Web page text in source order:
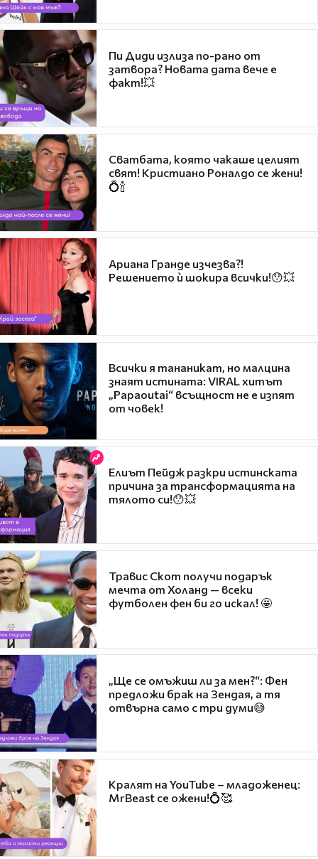
Пи Диди излиза по-рано от
затвора? Новата дата вече е
факт!💥
Сватбата, която чакаше целият
свят! Кристиано Роналдо се жени!
💍🍾
Ариана Гранде изчезва?!
Решението ѝ шокира всички!😯💥
Всички я тананикат, но малцина
знаят истината: VIRAL хитът
„Papaoutai“ всъщност не е изпят
от човек!
Елиът Пейдж разкри истинската
причина за трансформацията на
тялото си!😯💥
Травис Скот получи подарък
мечта от Холанд — всеки
футболен фен би го искал! 🤩
„Ще се омъжиш ли за мен?“: Фен
предложи брак на Зендая, а тя
отвърна само с три думи😅
Кралят на YouTube – младоженец:
MrBeast се ожени!💍🥰